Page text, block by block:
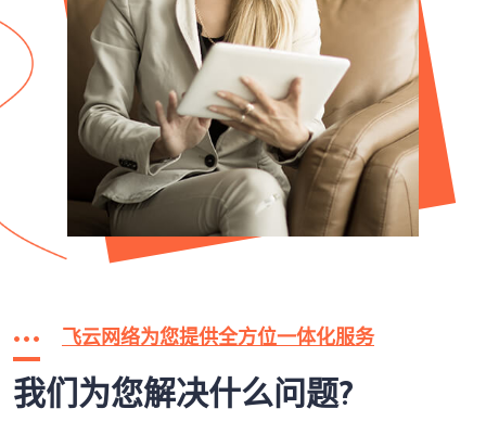
飞云网络为您提供全方位一体化服务
我们为您解决什么问题?